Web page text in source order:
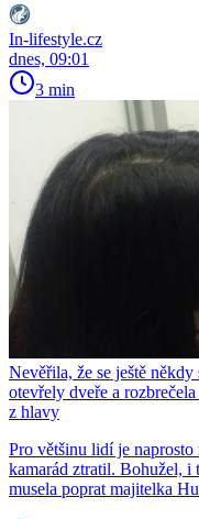
In-lifestyle.cz
dnes, 09:01
3 min
Nevěřila, že se ještě
otevřely dveře a
z hlavy
Pro většinu lidí je
kamarád ztratil. Bohužel, i
musela poprat majitelka